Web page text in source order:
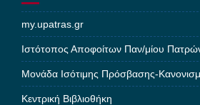
my.upatras.gr
Ιστότοπος Αποφοίτων Παν/μίου
Μονάδα Ισότιμης Πρόσβασης-
Κεντρική Βιβλιοθήκη